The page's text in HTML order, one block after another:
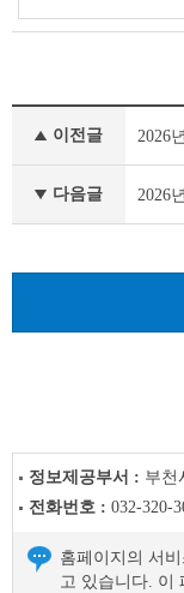
식
이전글 2026
다음글 2026
정보제공부서 : 부천
전화번호 : 032-320-
홈페이지의 서
고 있습니다. 이